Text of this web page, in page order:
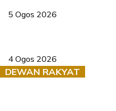
5 Ogos 2026
4 Ogos 2026
DEWAN RAKYAT